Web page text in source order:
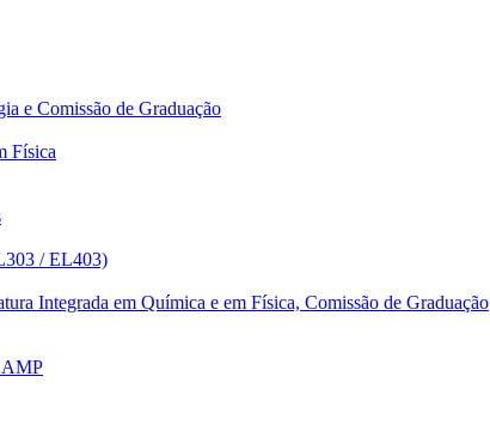
e Comissão de Graduação
Física
/ EL403)
Integrada em Química e em Física, Comissão de Graduação